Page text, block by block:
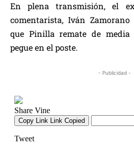
En plena transmisión, el
comentarista, Iván
que Pinilla remate de
pegue en el poste.
- Publicidad -